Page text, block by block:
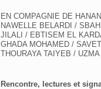
EN COMPAGNIE DE
NAWELLE BELARDI /
JILALI / EBTISEM EL
GHADA MOHAMED /
THOURAYA TAIYEB /
Rencontre, lectures et